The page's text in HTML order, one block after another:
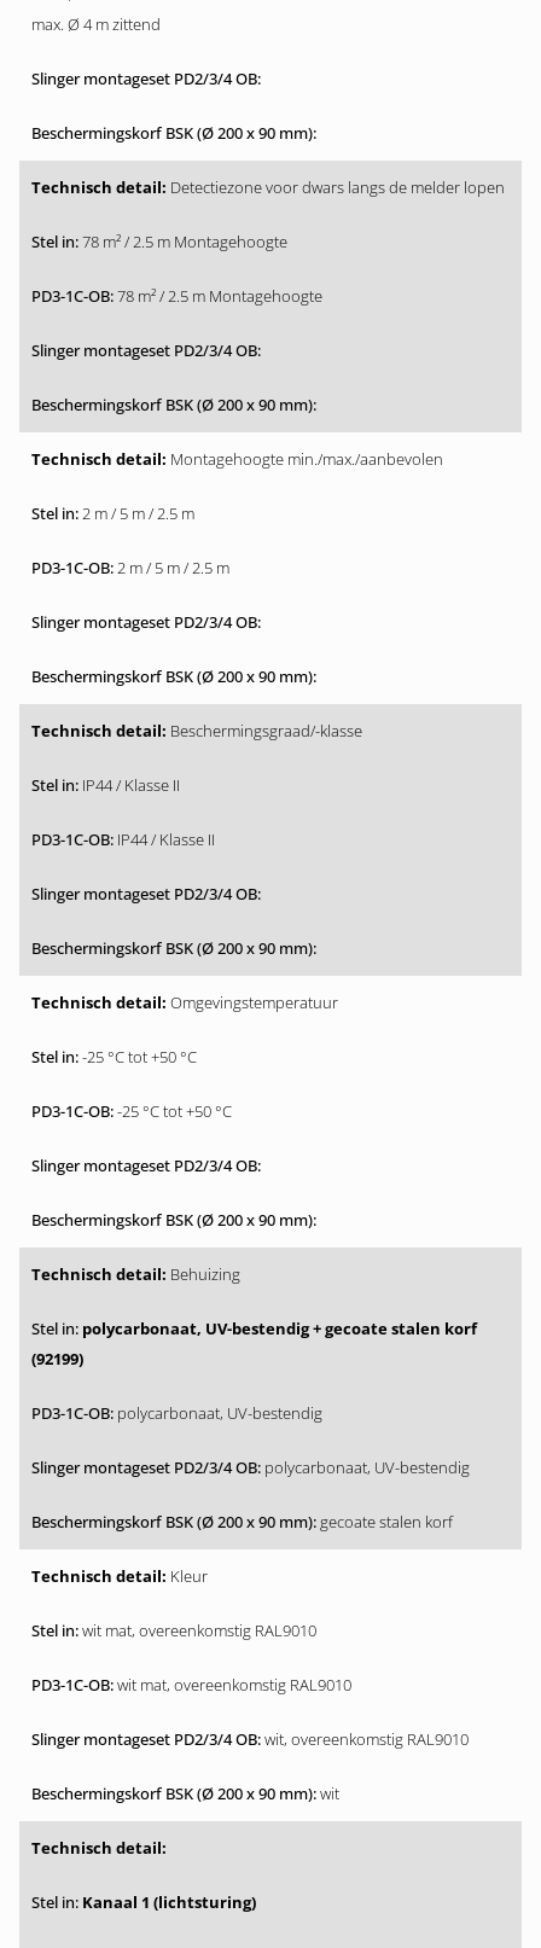
max. Ø 4 m zittend
Detectiezone voor dwars langs de melder lopen
78 m² / 2.5 m Montagehoogte
78 m² / 2.5 m Montagehoogte
Montagehoogte min./max./aanbevolen
2 m / 5 m / 2.5 m
2 m / 5 m / 2.5 m
Beschermingsgraad/-klasse
IP44 / Klasse II
IP44 / Klasse II
Omgevingstemperatuur
-25 °C tot +50 °C
-25 °C tot +50 °C
Behuizing
polycarbonaat, UV-bestendig + gecoate stalen korf
(92199)
polycarbonaat, UV-bestendig
polycarbonaat, UV-bestendig
gecoate stalen korf
Kleur
wit mat, overeenkomstig RAL9010
wit mat, overeenkomstig RAL9010
wit, overeenkomstig RAL9010
wit
Kanaal 1 (lichtsturing)